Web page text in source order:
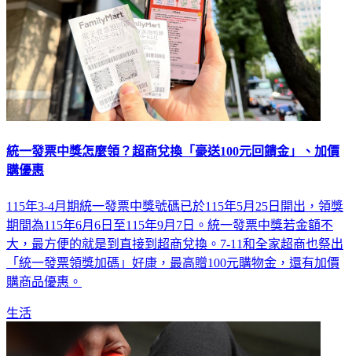
統一發票中獎怎麼領？超商兌換「豪送100元回饋金」、加價
購優惠
115年3-4月期統一發票中獎號碼已於115年5月25日開出，領獎
期間為115年6月6日至115年9月7日。統一發票中獎若金額不
大，最方便的就是到直接到超商兌換。7-11和全家超商也祭出
「統一發票領獎加碼」好康，最高贈100元購物金，還有加價
購商品優惠。
生活